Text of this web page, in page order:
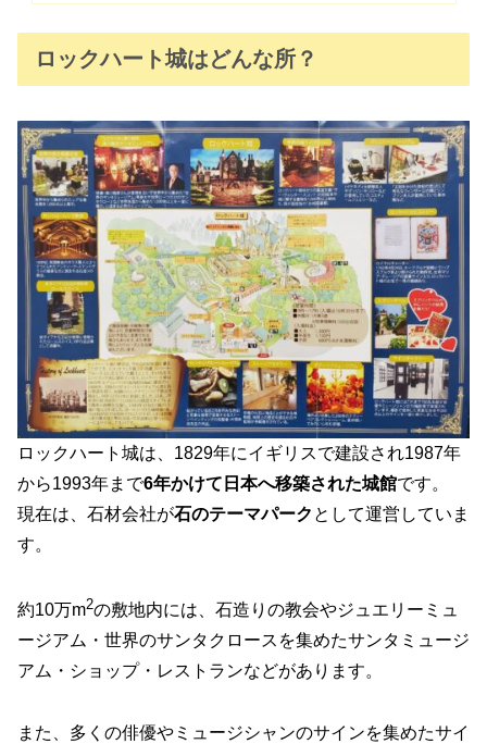
ロックハート城はどんな所？
ロックハート城は、1829年にイギリスで建設され1987年
から1993年まで6年かけて日本へ移築された城館です。
現在は、石材会社が石のテーマパーク として運営していま
す。
約10万m2の敷地内には、石造りの教会やジュエリーミュ
ージアム・世界のサンタクロースを集めたサンタミュージ
アム・ショップ・レストランなどがあります。
また、多くの俳優やミュージシャンのサインを集めたサイ